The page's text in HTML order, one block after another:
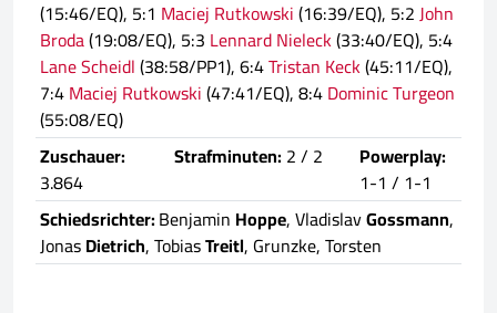
(15:46/EQ), 5:1 Maciej Rutkowski(16:39/EQ), 5:2John
Broda(19:08/EQ), 5:3 Lennard Nieleck(33:40/EQ), 5:4
Lane Scheidl(38:58/PP1), 6:4Tristan Keck(45:11/EQ),
7:4Maciej Rutkowski(47:41/EQ), 8:4Dominic Turgeon
(55:08/EQ)
Zuschauer:
3.864
Strafminuten: 2 / 2
Powerplay:
1-1 / 1-1
Schiedsrichter:Benjamin Hoppe, VladislavGossmann,
JonasDietrich, TobiasTreitl, Grunzke, Torsten